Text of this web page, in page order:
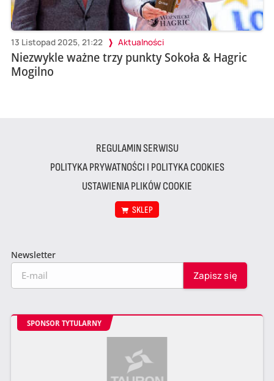
13 Listopad 2025, 21:22 Aktualności
Niezwykle ważne trzy punkty Sokoła & Hagric
Mogilno
REGULAMIN SERWISU
POLITYKA PRYWATNOŚCI I POLITYKA COOKIES
USTAWIENIA PLIKÓW COOKIE
SKLEP
Newsletter
SPONSOR TYTULARNY